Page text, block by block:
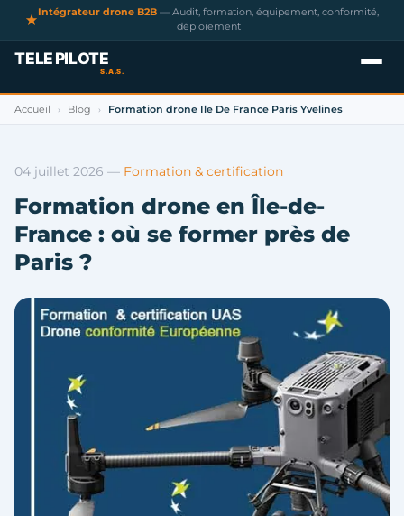
Intégrateur drone B2B — Audit, formation, équipement, conformité,
déploiement
Accueil › Blog › Formation drone Ile De France Paris Yvelines
04 juillet 2026 — Formation & certification
Formation drone en Île-de-
France : où se former près de
Paris ?